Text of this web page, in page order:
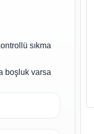
sıkma
boşluk varsa